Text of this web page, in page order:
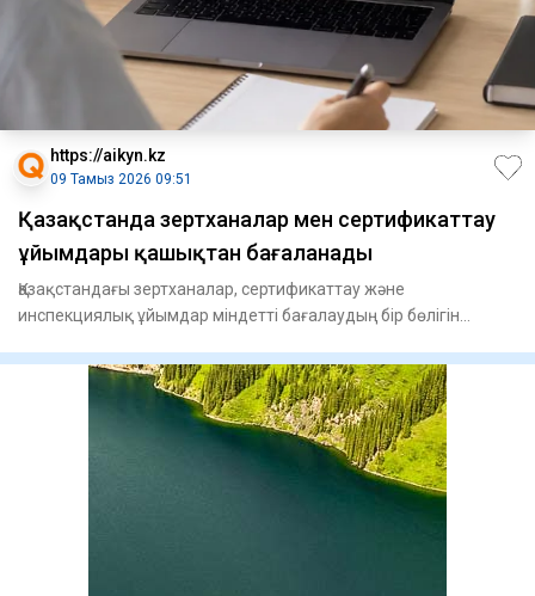
https://aikyn.kz
09 Тамыз 2026 09:51
Қазақстанда зертханалар мен сертификаттау
ұйымдары қашықтан бағаланады
Қазақстандағы зертханалар, сертификаттау және
инспекциялық ұйымдар міндетті бағалаудың бір бөлігін